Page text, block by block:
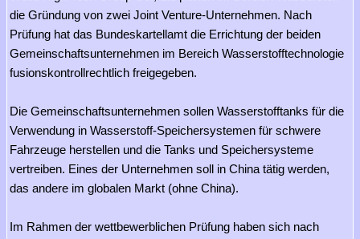
die Gründung von zwei Joint Venture-Unternehmen. Nach
Prüfung hat das Bundeskartellamt die Errichtung der beiden
Gemeinschaftsunternehmen im Bereich Wasserstofftechnologie
fusionskontrollrechtlich freigegeben.
Die Gemeinschaftsunternehmen sollen Wasserstofftanks für die
Verwendung in Wasserstoff-Speichersystemen für schwere
Fahrzeuge herstellen und die Tanks und Speichersysteme
vertreiben. Eines der Unternehmen soll in China tätig werden,
das andere im globalen Markt (ohne China).
Im Rahmen der wettbewerblichen Prüfung haben sich nach